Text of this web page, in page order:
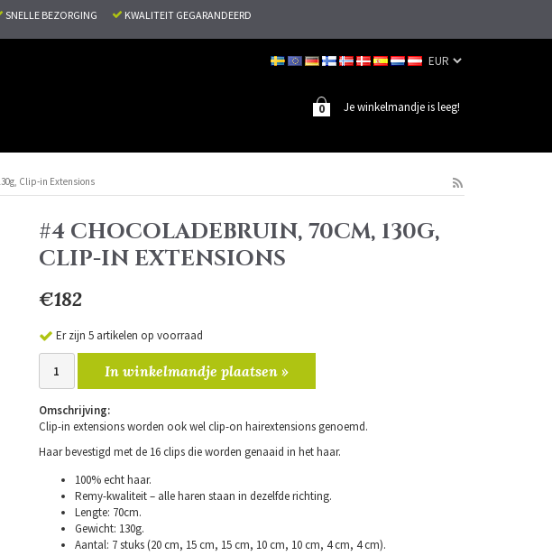
SNELLE BEZORGING KWALITEIT GEGARANDEERD
Je winkelmandje is leeg!
0
Clip-in Extensions
#4 CHOCOLADEBRUIN, 70CM, 130G,
CLIP-IN EXTENSIONS
€182
Er zijn 5 artikelen op voorraad
In winkelmandje plaatsen »
Omschrijving:
Clip-in extensions worden ook wel clip-on hairextensions genoemd.
Haar bevestigd met de 16 clips die worden genaaid in het haar.
100% echt haar.
Remy-kwaliteit – alle haren staan in dezelfde richting.
Lengte: 70cm.
Gewicht: 130g.
Aantal: 7 stuks (20 cm, 15 cm, 15 cm, 10 cm, 10 cm, 4 cm, 4 cm).